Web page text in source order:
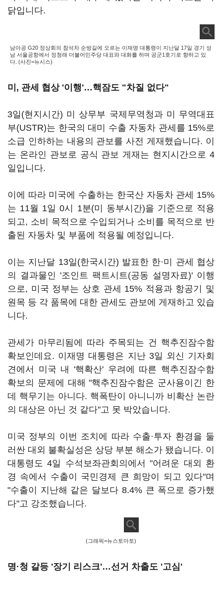
닭입니다.
남아공 G20 정상회의 참석차 순방길에 오르는 이재명 대통령이 지난달 17일 경기 성
남 서울공항에서 정청래 더불어민주당 대표와 대화를 하며 공군1호기로 향하고 있
다. (사진=뉴시스)
미, 관세 협상 '이행'…핵잠도 "차질 없다"
3일(현지시간) 미 상무부 국제무역청과 미 무역대표
부(USTR)는 한국의 대미 수출 자동차 관세를 15%로
소급 인하하는 내용의 관보를 사전 게재했습니다. 이
는 온라인 관보로 공식 관보 게재는 현지시간으로 4
일입니다.
이에 따라 미국에 수출하는 한국산 자동차 관세 15%
는 11월 1일 0시 1분(미 동부시간)을 기준으로 적용
되고, 소비 목적으로 수입되거나 소비를 목적으로 반
출된 자동차 및 부품에 적용될 예정입니다.
이는 지난달 13일(한국시간) 발표한 한·미 관세 협상
의 결과물인 '조인트 팩트시트(공동 설명자료)' 이행
으로, 미국 정부는 상호 관세 15% 적용과 항공기 및
원목 등 각 품목에 대한 관세도 관보에 게재하고 있습
니다.
관세가 마무리됨에 따라 주목되는 건 핵추진잠수함
확보인데요. 이재명 대통령은 지난 3일 외신 기자회
견에서 미국 내 '핵확산' 우려에 따른 핵추진잠수함
확보의 문제에 대해 "핵추진잠수함은 군사용이긴 한
데 핵무기는 아니다. 핵폭탄이 아니니까 비확산 논란
의 대상은 아닌 것 같다"고 못 박았습니다.
미국 정부의 이번 조치에 따라 수출·투자 환경을 둘
러싼 대외 불확실성은 상당 부분 해소가 됐습니다. 이
대통령도 4일 수석보좌관회의에서 "어려운 대외 환
경 속에서 수출이 국민경제 큰 희망이 되고 있다"며
"수출이 지난해 같은 달보다 8.4% 큰 폭으로 증가했
다"고 강조했습니다.
(그래픽=뉴스토마토)
명·청 갈등 '장기 리스크'…선거 차출도 '고심'